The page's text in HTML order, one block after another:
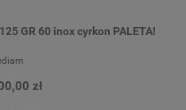
GR 60 inox cyrkon PALETA!
zł